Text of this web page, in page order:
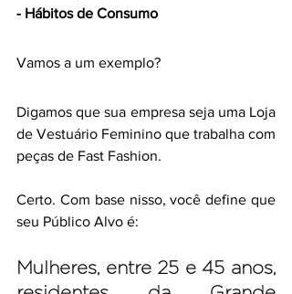
- Hábitos de Consumo
Vamos a um exemplo?
Digamos que sua empresa seja uma Loja
de Vestuário Feminino que trabalha com
peças de Fast Fashion.
Certo. Com base nisso, você define que
seu Público Alvo é:
Mulheres, entre 25 e 45 anos,